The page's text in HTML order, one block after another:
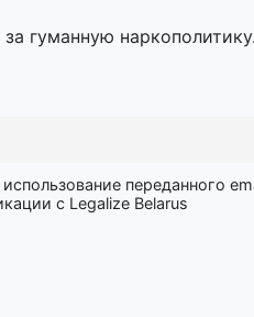
гуманную
переданного
с Legalize Belarus